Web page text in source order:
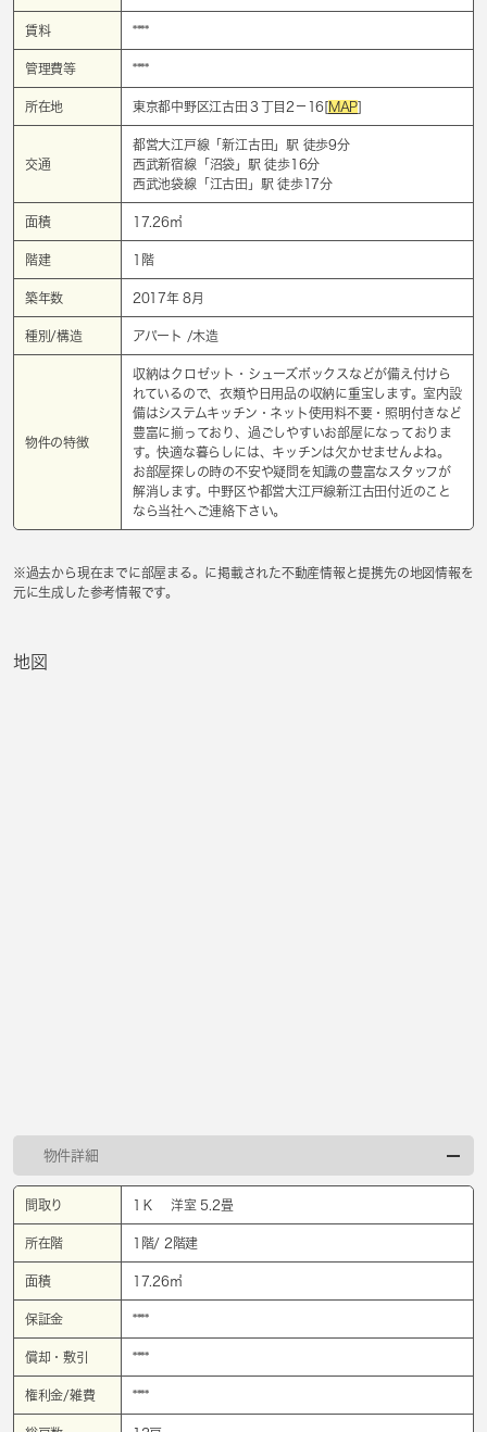
賃料 ****
管理費等 ****
所在地 東京都中野区江古田３丁目2－16[MAP]
交通
都営大江戸線「新江古田 」駅 徒歩9分
西武新宿線「 沼袋 」駅 徒歩16分
西武池袋線「 江古田 」駅 徒歩17分
面積 17.26㎡
階建 1階
築年数 2017年 8月
種別/構造 アパート /木造
物件の特徴
収納はクロゼット・シューズボックスなどが備え付けら
れているので、衣類や日用品の収納に重宝します。室内設
備はシステムキッチン・ネット使用料不要・照明付きなど
豊富に揃っており、過ごしやすいお部屋になっておりま
す。快適な暮らしには、キッチンは欠かせませんよね。
お部屋探しの時の不安や疑問を知識の豊富なスタッフが
解消します。中野区や都営大江戸線新江古田付近のこと
なら当社へご連絡下さい。
※過去から現在までに部屋まる。に掲載された不動産情報と提携先の地図情報を
元に生成した参考情報です。
地図
物件詳細
間取り 1Ｋ 洋室 5.2畳
所在階 1階/ 2階建
面積 17.26㎡
保証金 ****
償却・敷引 ****
権利金/雑費 ****